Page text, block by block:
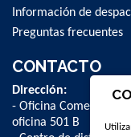
Información de
Preguntas frecuentes
CONTACTO
Dirección:
- Oficina Comercial y
oficina 501 B